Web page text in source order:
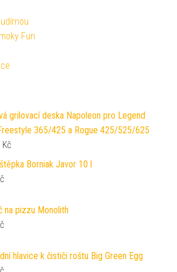
Fun
grilovací deska Napoleon pro Legend
365/425 a Rogue 425/525/625
Kč
Borniak Javor 10 l
na pizzu Monolith
hlavice k čističi roštu Big Green Egg